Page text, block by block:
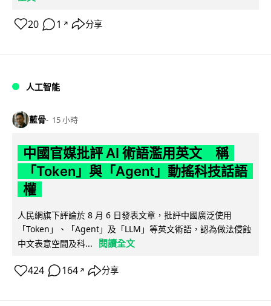
20 1 ↗ 分享
人工智能
藍骨 15 小時
中國官媒批評 AI 術語濫用英文 稱
「Token」與「Agent」動搖科技話語
權
人民網旗下評論於 8 月 6 日發表文章，批評中國廣泛使用
「Token」、「Agent」及「LLM」等英文術語，認為做法侵蝕
中文表意空間及科...
閱讀全文
424 164 ↗ 分享